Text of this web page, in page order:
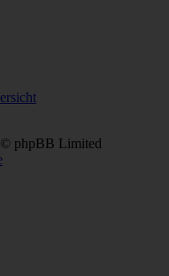
phpBB Limited